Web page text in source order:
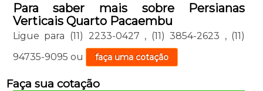
Para saber mais sobre Persianas
Verticais Quarto Pacaembu
Ligue para (11) 2233-0427 , (11) 3854-2623 , (11)
94735-9095 ou faça uma cotação
Faça sua cotação